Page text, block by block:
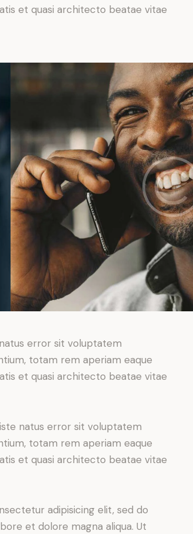
et quasi architecto beatae vitae
error sit voluptatem
totam rem aperiam eaque
et quasi architecto beatae vitae
natus error sit voluptatem
totam rem aperiam eaque
et quasi architecto beatae vitae
adipisicing elit, sed do
et dolore magna aliqua. Ut